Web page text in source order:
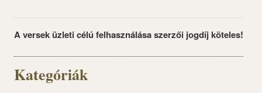
A versek üzleti célú felhasználása szerzői jogdíj köteles!
Kategóriák